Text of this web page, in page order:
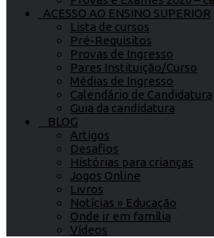
ACESSO AO ENSINO SUPERIOR
Lista de cursos
Pré-Requisitos
Provas de Ingresso
Pares Instituição/Curso
Médias de Ingresso
Calendário de Candidatura
Guia da candidatura
BLOG
Artigos
Desafios
Histórias para crianças
Jogos Online
Livros
Notícias » Educação
Onde ir em família
Vídeos